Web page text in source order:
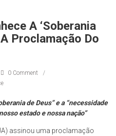
A ‘soberania
Proclamação Do
0 Comment
de Deus” e a “necessidade
estado e nossa nação”
assinou uma proclamação